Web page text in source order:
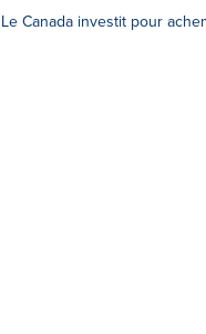
Le Canada investit pour